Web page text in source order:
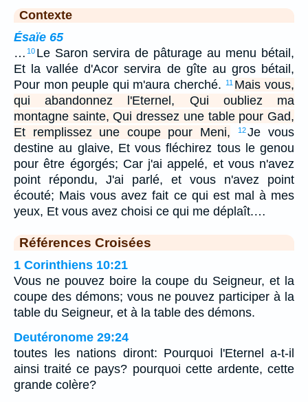
Contexte
Ésaïe 65
… 10 Le Saron servira de pâturage au menu bétail,
Et la vallée d'Acor servira de gîte au gros bétail,
Pour mon peuple qui m'aura cherché.
11 Mais vous,
qui abandonnez l'Eternel, Qui oubliez ma
montagne sainte, Qui dressez une table pour Gad,
Et remplissez une coupe pour Meni,
12 Je vous
destine au glaive, Et vous fléchirez tous le genou
pour être égorgés; Car j'ai appelé, et vous n'avez
point répondu, J'ai parlé, et vous n'avez point
écouté; Mais vous avez fait ce qui est mal à mes
yeux, Et vous avez choisi ce qui me déplaît.…
Références Croisées
1 Corinthiens 10:21
Vous ne pouvez boire la coupe du Seigneur, et la
coupe des démons; vous ne pouvez participer à la
table du Seigneur, et à la table des démons.
Deutéronome 29:24
toutes les nations diront: Pourquoi l'Eternel a-t-il
ainsi traité ce pays? pourquoi cette ardente, cette
grande colère?